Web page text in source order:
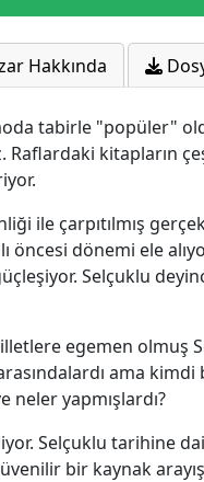
Hakkında
tabirle "popüler"
kitapların
ile çarpıtılmış
dönemi ele
Selçuklu
egemen olmuş
ama
yapmışlardı?
Selçuklu tarihine
bir kaynak